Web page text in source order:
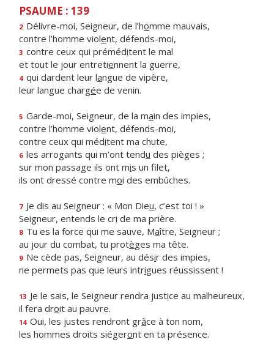
PSAUME : 139
2 Délivre-moi, Seigneur, de l’homme mauvais,
contre l’homme violent, défends-moi,
3 contre ceux qui préméditent le mal
et tout le jour entretiennent la guerre,
4 qui dardent leur langue de vipère,
leur langue chargée de venin.
5 Garde-moi, Seigneur, de la main des impies,
contre l’homme violent, défends-moi,
contre ceux qui méditent ma chute,
6 les arrogants qui m’ont tendu des pièges ;
sur mon passage ils ont mis un filet,
ils ont dressé contre moi des embûches.
7 Je dis au Seigneur : « Mon Dieu, c’est toi ! »
Seigneur, entends le cri de ma prière.
8 Tu es la force qui me sauve, Maître, Seigneur ;
au jour du combat, tu protèges ma tête.
9 Ne cède pas, Seigneur, au désir des impies,
ne permets pas que leurs intrigues réussissent !
13 Je le sais, le Seigneur rendra justice au malheureux,
il fera droit au pauvre.
14 Oui, les justes rendront grâce à ton nom,
les hommes droits siégeront en ta présence.